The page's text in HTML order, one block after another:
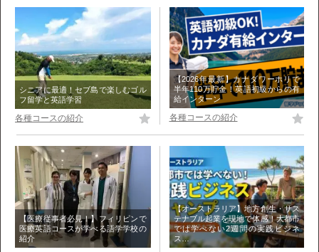
シニアに最適！セブ島で楽しむゴル
フ留学と英語学習
各種コースの紹介
【2026年最新】カナダワーホリで
半年110万貯金！英語初級からの有
給インターン
各種コースの紹介
【医療従事者必見！】フィリピンで
医療英語コースが学べる語学学校の
紹介
【オーストラリア】地方創生・サス
テナブル起業を現地で体感！大都市
では学べない2週間の実践ビジネ
ス…